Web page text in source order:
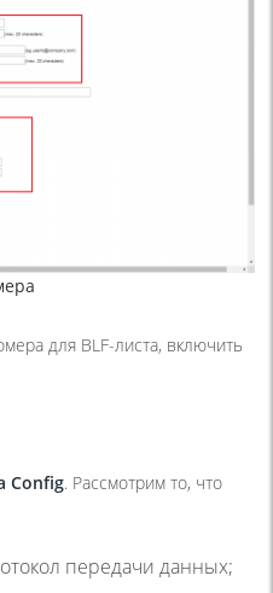
для BLF-листа, включить
Config. Рассмотрим то, что
передачи данных;